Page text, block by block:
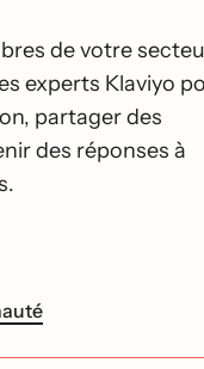
de votre
experts Klaviyo
partager des
des réponses à